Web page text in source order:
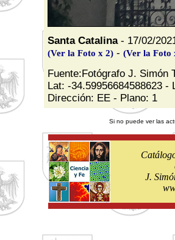
Santa Catalina- 17/02/
(Ver la Foto x 2) - (Ver la Foto
Fuente:Fotógrafo J. Simón
Lat: -34.59956684588623 -
Dirección: EE - Plano: 1
Si no puede ver las
J.